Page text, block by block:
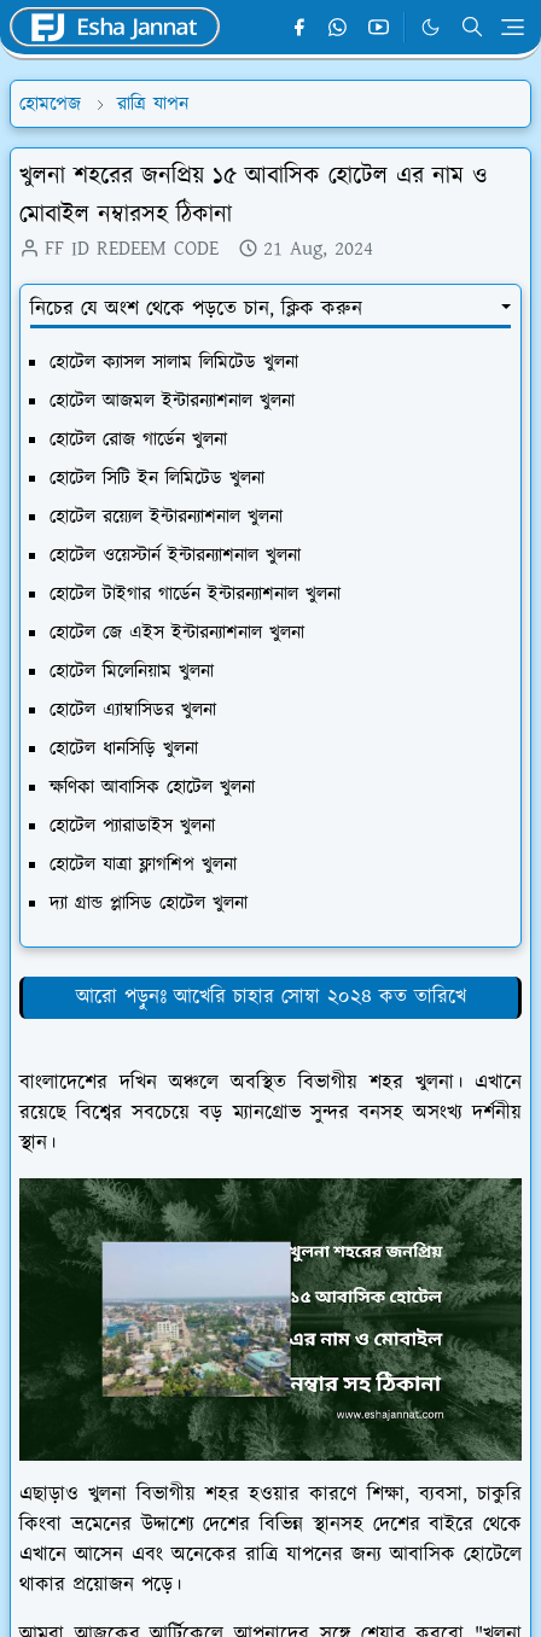
হোমপেজ রাত্রি যাপন
খুলনা শহরের জনপ্রিয় ১৫ আবাসিক হোটেল এর নাম ও
মোবাইল নম্বারসহ ঠিকানা
FF ID REDEEM CODE 21 Aug, 2024
নিচের যে অংশ থেকে পড়তে চান, ক্লিক করুন
হোটেল ক্যাসল সালাম লিমিটেড খুলনা
হোটেল আজমল ইন্টারন্যাশনাল খুলনা
হোটেল রোজ গার্ডেন খুলনা
হোটেল সিটি ইন লিমিটেড খুলনা
হোটেল রয়্যেল ইন্টারন্যাশনাল খুলনা
হোটেল ওয়েস্টার্ন ইন্টারন্যাশনাল খুলনা
হোটেল টাইগার গার্ডেন ইন্টারন্যাশনাল খুলনা
হোটেল জে এইস ইন্টারন্যাশনাল খুলনা
হোটেল মিলেনিয়াম খুলনা
হোটেল এ্যাম্বাসিডর খুলনা
হোটেল ধানসিড়ি খুলনা
ক্ষণিকা আবাসিক হোটেল খুলনা
হোটেল প্যারাডাইস খুলনা
হোটেল যাত্রা ফ্লাগশিপ খুলনা
দ্যা গ্রান্ড প্লাসিড হোটেল খুলনা
আরো পড়ুনঃ আখেরি চাহার সোম্বা ২০২৪ কত তারিখে
বাংলাদেশের দখিন অঞ্চলে অবস্থিত বিভাগীয় শহর খুলনা। এখানে
রয়েছে বিশ্বের সবচেয়ে বড় ম্যানগ্রোভ সুন্দর বনসহ অসংখ্য দর্শনীয়
স্থান।
এছাড়াও খুলনা বিভাগীয় শহর হওয়ার কারণে শিক্ষা, ব্যবসা, চাকুরি
কিংবা ভ্রমেনের উদ্দাশ্যে দেশের বিভিন্ন স্থানসহ দেশের বাইরে থেকে
এখানে আসেন এবং অনেকের রাত্রি যাপনের জন্য আবাসিক হোটেলে
থাকার প্রয়োজন পড়ে।